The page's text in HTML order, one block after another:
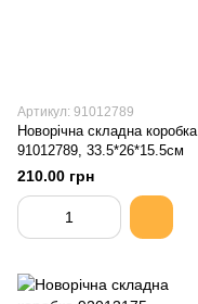
Артикул: 91012789
Новорічна складна коробка
91012789, 33.5*26*15.5см
210.00 грн